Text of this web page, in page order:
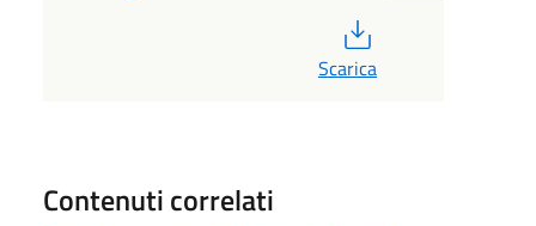
Scarica
Contenuti correlati